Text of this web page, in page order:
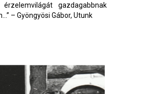
gazdagabbnak
– Gyöngyösi Gábor, Utunk